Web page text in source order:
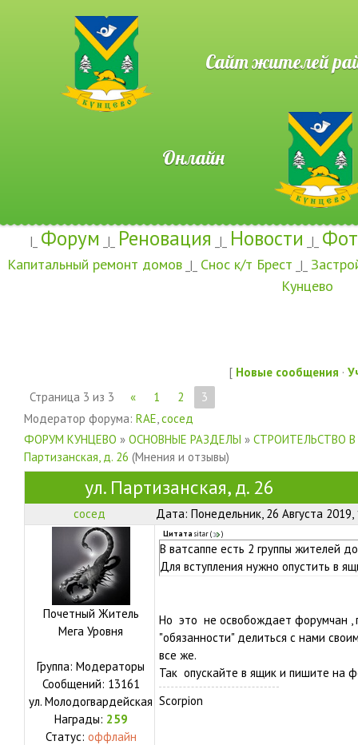
Сайт жителей
Онлайн
|_ Форум _|_ Реновация _|_ Новости _|_
Капитальный ремонт домов _|_ Снос к/т Брест _|_
Кунцево
[ Новые сообщения ·
Страница 3 из 3 « 1 2
3
Модератор форума: RAE,сосед
ФОРУМ КУНЦЕВО » ОСНОВНЫЕ РАЗДЕЛЫ » СТРОИТЕЛЬСТВО
Партизанская, д. 26 (Мнения и отзывы)
ул. Партизанская, д. 26
сосед Дата: Понедельник, 26 Августа
Почетный Житель
Мега Уровня
Группа: Модераторы
Сообщений: 13161
ул. Молодогвардейская
Награды: 259
Статус: оффлайн
Цитата sitar( )
В ватсаппе есть 2 группы жителей
Для вступления нужно опустить в
Но это не освобождает форумчан ,
"обязанности" делиться с нами
все же.
Так опускайте в ящик и пишите на
Scorpion